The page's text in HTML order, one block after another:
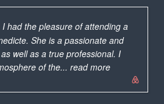
I had the pleasure of attending a
She is a passionate and
well as a true professional. I
of the... read more